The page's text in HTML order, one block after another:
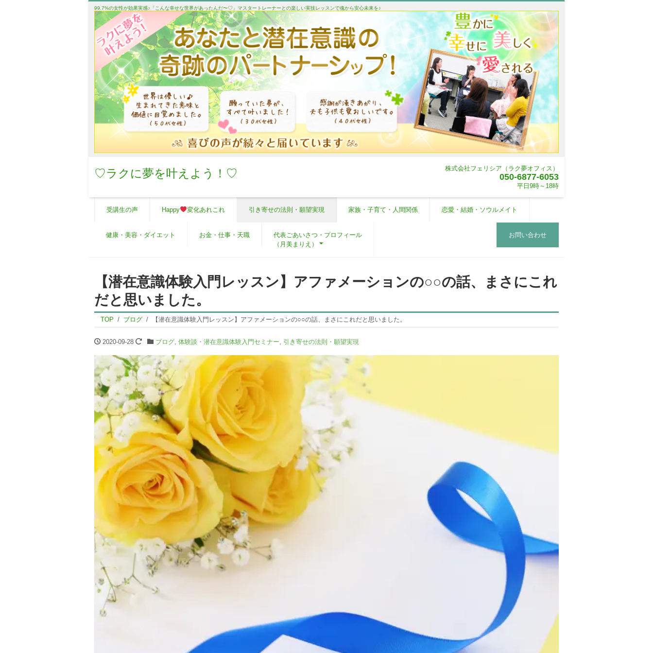
99.7%の女性が効果実感♪「こんな幸せな世界があったんだ〜♡」マスタートレーナーとの楽しい実技レッスンで魂から安心未来を♪
♡ラクに夢を叶えよう！♡ 株式会社フェリシア（ラク夢オフィス）
050-6877-6053
平日9時～18時
受講生の声 Happy 変化あれこれ 引き寄せの法則・願望実現 家族・子育て・人間関係 恋愛・結婚・ソウルメイト
健康・美容・ダイエット お金・仕事・天職
代表ごあいさつ・プロフィール
（月美まりえ）
お問い合わせ
【潜在意識体験入門レッスン】アファメーションの○○の話、まさにこれ
だと思いました。
TOP ブログ 【潜在意識体験入門レッスン】アファメーションの○○の話、まさにこれだと思いました。
2020-09-28 ブログ, 体験談・潜在意識体験入門セミナー 引き寄せの法則・願望実現